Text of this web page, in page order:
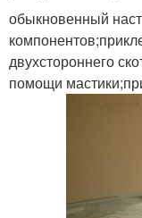
обыкновенный
двухстороннего
помощи